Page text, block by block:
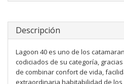
Descripción
Lagoon 40 es uno de los
codiciados de su categoría,
de combinar confort de vida,
extraordinaria habitabilidad de